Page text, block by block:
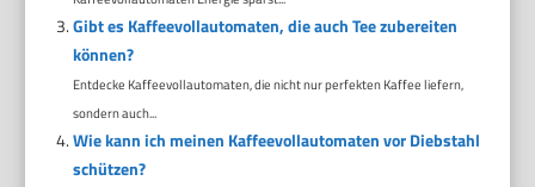
Gibt es Kaffeevollautomaten, die auch Tee zubereiten
können?
Entdecke Kaffeevollautomaten, die nicht nur perfekten Kaffee liefern,
sondern auch...
Wie kann ich meinen Kaffeevollautomaten vor Diebstahl
schützen?